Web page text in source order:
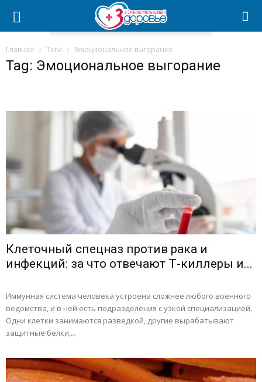
Главная Теги Эмоциональное выгорание
Tag: Эмоциональное выгорание
Клеточный спецназ против рака и
инфекций: за что отвечают Т-киллеры и...
Иммунная система человека устроена сложнее любого военного
ведомства, и в ней есть подразделения с узкой специализацией.
Одни клетки занимаются разведкой, другие вырабатывают
защитные белки,...